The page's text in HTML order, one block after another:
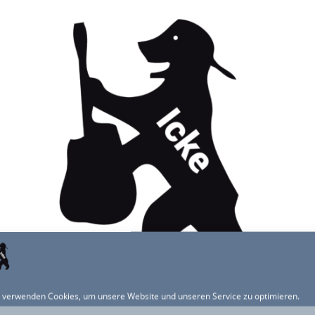
verwenden Cookies, um unsere Website und unseren Service zu optimieren.